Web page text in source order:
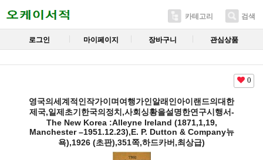
카테고리 검색
로그인 마이페이지 장바구니 관심상품
0
영국의세계적인작가이며여행가인알래인아이랜드의대한
제국,일제초기한국의정치,사회싱황을설명한연구시행서-
The New Korea :Alleyne Ireland (1871,1,19,
Manchester –1951.12.23),E. P. Dutton & Company뉴
욕),1926 (초판),351쪽,하드카버,최상급)